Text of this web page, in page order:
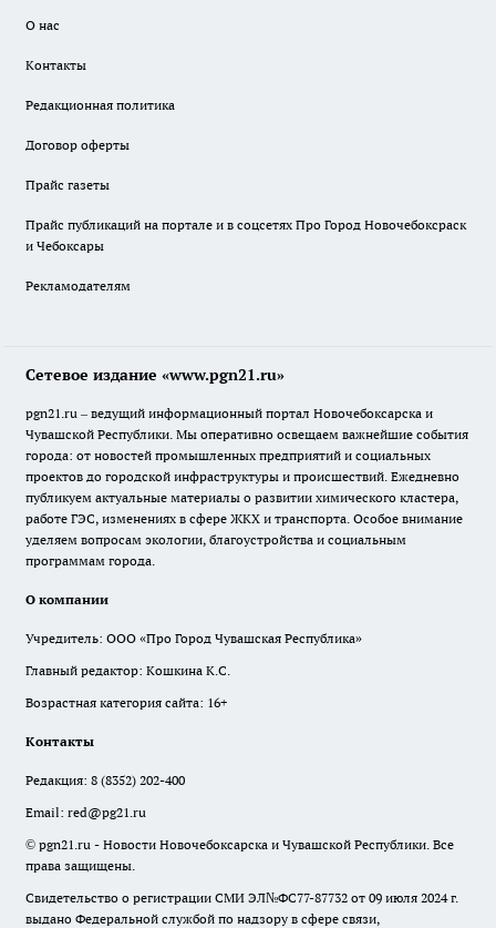
О нас
Контакты
Редакционная политика
Договор оферты
Прайс газеты
Прайс публикаций на портале и в соцсетях Про Город Новочебоксраск
и Чебоксары
Рекламодателям
Сетевое издание «www.pgn21.ru»
pgn21.ru – ведущий информационный портал Новочебоксарска и
Чувашской Республики. Мы оперативно освещаем важнейшие события
города: от новостей промышленных предприятий и социальных
проектов до городской инфраструктуры и происшествий. Ежедневно
публикуем актуальные материалы о развитии химического кластера,
работе ГЭС, изменениях в сфере ЖКХ и транспорта. Особое внимание
уделяем вопросам экологии, благоустройства и социальным
программам города.
О компании
Учредитель: ООО «Про Город Чувашская Республика»
Главный редактор: Кошкина К.С.
Возрастная категория сайта: 16+
Контакты
Редакция: 8 (8352) 202-400
Email: red@pg21.ru
© pgn21.ru - Новости Новочебоксарска и Чувашской Республики. Все
права защищены.
Свидетельство о регистрации СМИ ЭЛ№ФС77-87732 от 09 июля 2024 г.
выдано Федеральной службой по надзору в сфере связи,